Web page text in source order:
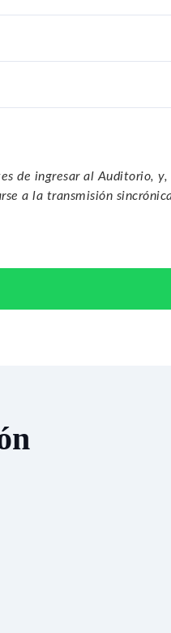
de ingresar al Auditorio,
a la transmisión